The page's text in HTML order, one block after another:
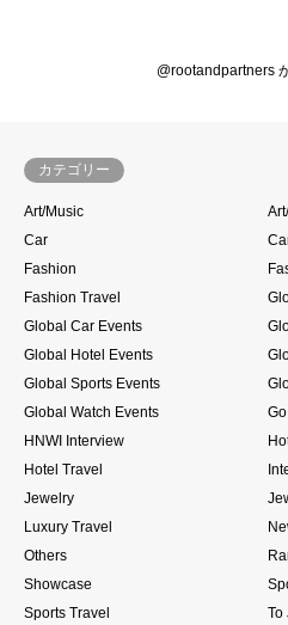
@rootandpartners
カテゴリー
Art/Music
Car
Fashion
Fashion Travel
Global Car Events
Global Hotel Events
Global Sports Events
Global Watch Events
HNWI Interview
Hotel Travel
Jewelry
Luxury Travel
Others
Showcase
Sports Travel
To